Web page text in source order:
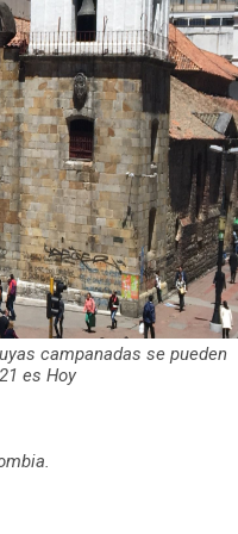
campanadas se pueden
es Hoy